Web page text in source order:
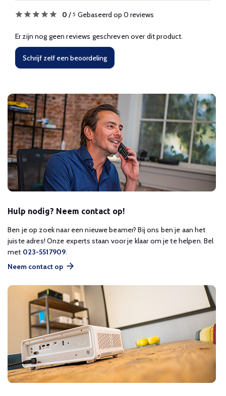
0 / 5 Gebaseerd op 0 reviews
Er zijn nog geen reviews geschreven over dit product.
Schrijf zelf een beoordeling
Hulp nodig? Neem contact op!
Ben je op zoek naar een nieuwe beamer? Bij ons ben je aan het
juiste adres! Onze experts staan voor je klaar om je te helpen. Bel
met 023-5517909.
Neem contact op